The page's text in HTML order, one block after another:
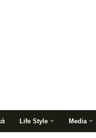
Life Style Media